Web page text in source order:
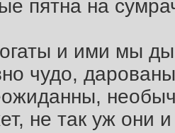
пятна на
и ими мы
чудо,
не так уж они